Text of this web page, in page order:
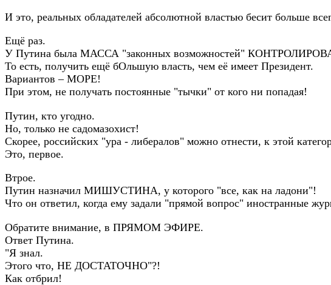
И это, реальных обладателей абсолютной властью бесит больше
Ещё раз.
У Путина была МАССА "законных возможностей"
То есть, получить ещё бОльшую власть, чем её имеет Президент.
Вариантов – МОРЕ!
При этом, не получать постоянные "тычки" от кого ни попадая!
Путин, кто угодно.
Но, только не садомазохист!
Скорее, российских "ура - либералов" можно отнести, к этой
Это, первое.
Втрое.
Путин назначил МИШУСТИНА, у которого "все, как на ладони"!
Что он ответил, когда ему задали "прямой вопрос" иностранные
Обратите внимание, в ПРЯМОМ ЭФИРЕ.
Ответ Путина.
"Я знал.
Этого что, НЕ ДОСТАТОЧНО"?!
Как отбрил!